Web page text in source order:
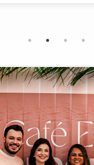
e fundador da
compartilhará
fortalecer
ampliar as oportunidades
a Secretária Municipal
Econômico, Edna
representa mais uma
Costa para fortalecer o
e incentivar o